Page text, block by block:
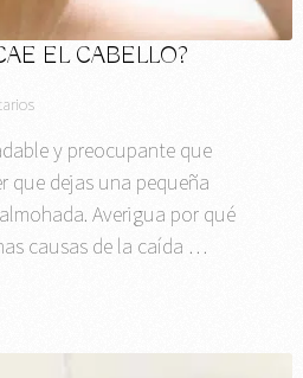
EL CABELLO?
y preocupante que
que dejas una pequeña
Averigua por qué
causas de la caída …